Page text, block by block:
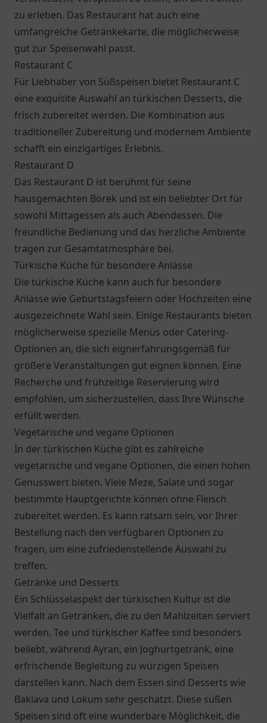
zu erleben. Das Restaurant hat auch eine
umfangreiche Getränkekarte, die möglicherweise
gut zur Speisenwahl passt.
Restaurant C
Für Liebhaber von Süßspeisen bietet Restaurant C
eine exquisite Auswahl an türkischen Desserts, die
frisch zubereitet werden. Die Kombination aus
traditioneller Zubereitung und modernem Ambiente
schafft ein einzigartiges Erlebnis.
Restaurant D
Das Restaurant D ist berühmt für seine
hausgemachten Börek und ist ein beliebter Ort für
sowohl Mittagessen als auch Abendessen. Die
freundliche Bedienung und das herzliche Ambiente
tragen zur Gesamtatmosphäre bei.
Türkische Küche für besondere Anlässe
Die türkische Küche kann auch für besondere
Anlässe wie Geburtstagsfeiern oder Hochzeiten eine
ausgezeichnete Wahl sein. Einige Restaurants bieten
möglicherweise spezielle Menüs oder Catering-
Optionen an, die sich eignerfahrungsgemäß für
größere Veranstaltungen gut eignen können. Eine
Recherche und frühzeitige Reservierung wird
empfohlen, um sicherzustellen, dass Ihre Wünsche
erfüllt werden.
Vegetarische und vegane Optionen
In der türkischen Küche gibt es zahlreiche
vegetarische und vegane Optionen, die einen hohen
Genusswert bieten. Viele Meze, Salate und sogar
bestimmte Hauptgerichte können ohne Fleisch
zubereitet werden. Es kann ratsam sein, vor Ihrer
Bestellung nach den verfügbaren Optionen zu
fragen, um eine zufriedenstellende Auswahl zu
treffen.
Getränke und Desserts
Ein Schlüsselaspekt der türkischen Kultur ist die
Vielfalt an Getränken, die zu den Mahlzeiten serviert
werden. Tee und türkischer Kaffee sind besonders
beliebt, während Ayran, ein Joghurtgetränk, eine
erfrischende Begleitung zu würzigen Speisen
darstellen kann. Nach dem Essen sind Desserts wie
Baklava und Lokum sehr geschätzt. Diese süßen
Speisen sind oft eine wunderbare Möglichkeit, die